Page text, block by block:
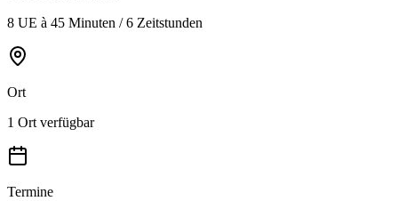
8 UE à 45 Minuten / 6 Zeitstunden
Ort
1 Ort verfügbar
Termine